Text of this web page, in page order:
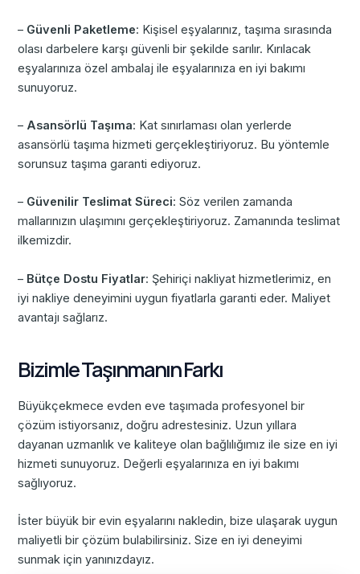
– Güvenli Paketleme: Kişisel eşyalarınız, taşıma sırasında
olası darbelere karşı güvenli bir şekilde sarılır. Kırılacak
eşyalarınıza özel ambalaj ile eşyalarınıza en iyi bakımı
sunuyoruz.
– Asansörlü Taşıma: Kat sınırlaması olan yerlerde
asansörlü taşıma hizmeti gerçekleştiriyoruz. Bu yöntemle
sorunsuz taşıma garanti ediyoruz.
– Güvenilir Teslimat Süreci: Söz verilen zamanda
mallarınızın ulaşımını gerçekleştiriyoruz. Zamanında teslimat
ilkemizdir.
– Bütçe Dostu Fiyatlar: Şehiriçi nakliyat hizmetlerimiz, en
iyi nakliye deneyimini uygun fiyatlarla garanti eder. Maliyet
avantajı sağlarız.
Bizimle Taşınmanın Farkı
Büyükçekmece evden eve taşımada profesyonel bir
çözüm istiyorsanız, doğru adrestesiniz. Uzun yıllara
dayanan uzmanlık ve kaliteye olan bağlılığımız ile size en iyi
hizmeti sunuyoruz. Değerli eşyalarınıza en iyi bakımı
sağlıyoruz.
İster büyük bir evin eşyalarını nakledin, bize ulaşarak uygun
maliyetli bir çözüm bulabilirsiniz. Size en iyi deneyimi
sunmak için yanınızdayız.